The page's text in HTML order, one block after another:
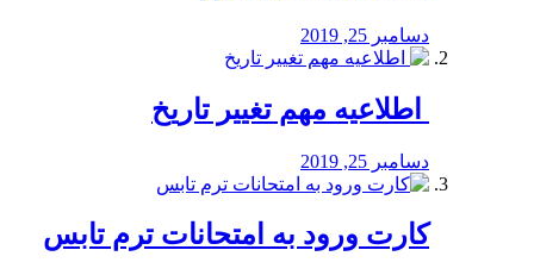
دسامبر 25, 2019
️ اطلاعیه مهم تغییر تاریخ
دسامبر 25, 2019
کارت ورود به امتحانات ترم تابس